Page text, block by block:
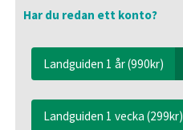
Har du redan ett konto?
Landguiden 1 år (990kr)
Landguiden 1 vecka (299kr)